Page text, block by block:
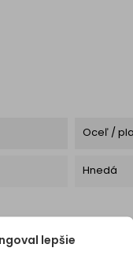
Oceľ /
Hnedá
lepšie